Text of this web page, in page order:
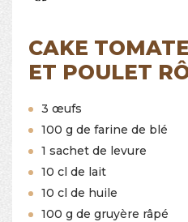
CAKE
ET POULET
3 œufs
100 g de farine de blé
1 sachet de levure
10 cl de lait
10 cl de huile
100 g de gruyère râpé